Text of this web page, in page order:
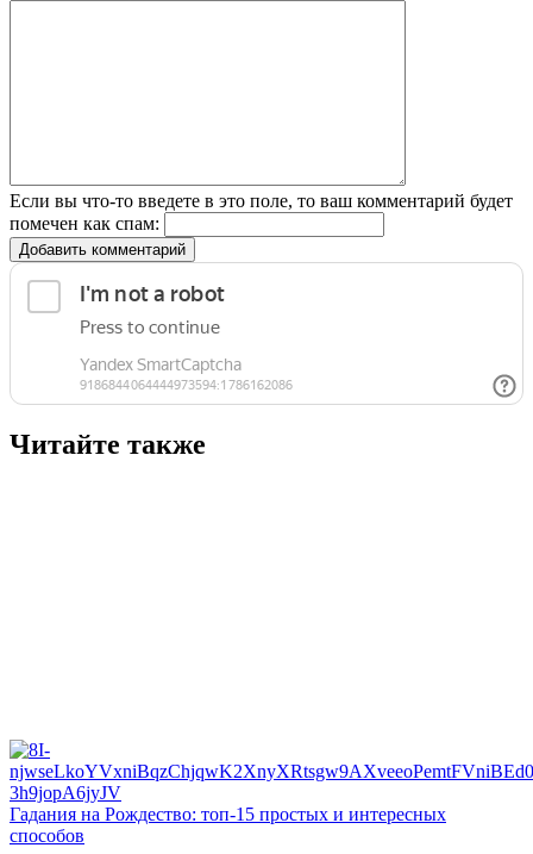
Если вы что-то введете в это поле, то ваш комментарий будет
помечен как спам:
Добавить комментарий
Читайте также
Гадания на Рождество: топ-15 простых и интересных
способов